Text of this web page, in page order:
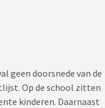
geen doorsnede van de
Op de school zitten
kinderen. Daarnaast